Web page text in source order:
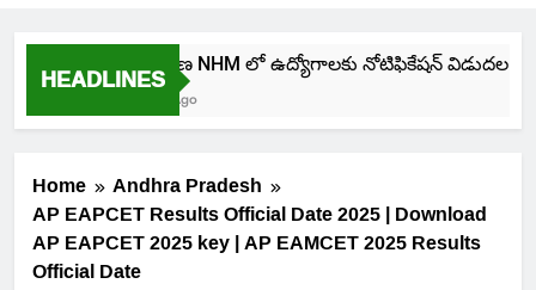
HEADLINESతెలంగాణ NHM లో ఉద్యోగాలకు నోటిఫికేషన్ విడుదల
Home
Andhra Pradesh
AP EAPCET Results Official Date 2025 | Download
AP EAPCET 2025 key | AP EAMCET 2025 Results
Official Date